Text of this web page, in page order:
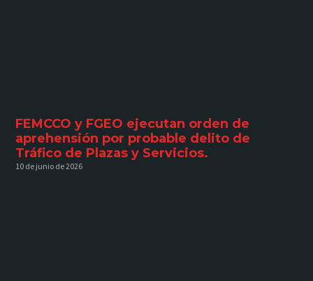
FEMCCO y FGEO ejecutan orden de
aprehensión por probable delito de
Tráfico de Plazas y Servicios.
10 de junio de 2026